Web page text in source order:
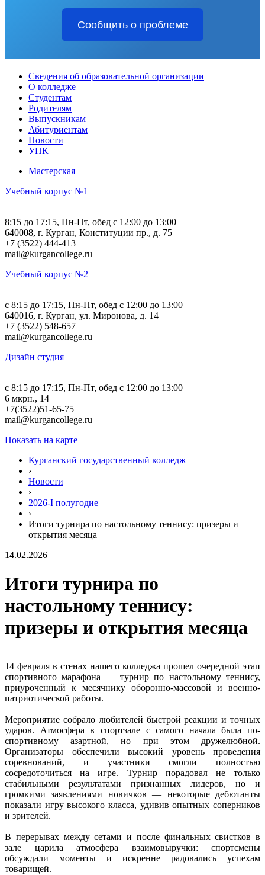
Сообщить о проблеме
Сведения об образовательной организации
О колледже
Студентам
Родителям
Выпускникам
Абитуриентам
Новости
УПК
Мастерская
Учебный корпус №1
8:15 до 17:15, Пн-Пт, обед с 12:00 до 13:00
640008, г. Курган, Конституции пр., д. 75
+7 (3522) 444-413
mail@kurgancollege.ru
Учебный корпус №2
c 8:15 до 17:15, Пн-Пт, обед с 12:00 до 13:00
640016, г. Курган, ул. Миронова, д. 14
+7 (3522) 548-657
mail@kurgancollege.ru
Дизайн студия
c 8:15 до 17:15, Пн-Пт, обед с 12:00 до 13:00
6 мкрн., 14
+7(3522)51-65-75
mail@kurgancollege.ru
Показать на карте
Курганский государственный колледж
›
Новости
›
2026-I полугодие
›
Итоги турнира по настольному теннису: призеры и
открытия месяца
14.02.2026
Итоги турнира по
настольному теннису:
призеры и открытия месяца
14 февраля в стенах нашего колледжа прошел очередной этап
спортивного марафона — турнир по настольному теннису,
приуроченный к месячнику оборонно-массовой и военно-
патриотической работы.
Мероприятие собрало любителей быстрой реакции и точных
ударов. Атмосфера в спортзале с самого начала была по-
спортивному азартной, но при этом дружелюбной.
Организаторы обеспечили высокий уровень проведения
соревнований, и участники смогли полностью
сосредоточиться на игре. Турнир порадовал не только
стабильными результатами признанных лидеров, но и
громкими заявлениями новичков — некоторые дебютанты
показали игру высокого класса, удивив опытных соперников
и зрителей.
В перерывах между сетами и после финальных свистков в
зале царила атмосфера взаимовыручки: спортсмены
обсуждали моменты и искренне радовались успехам
товарищей.